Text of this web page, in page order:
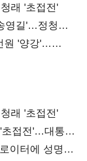
래 '초접전'
영길'…정청래
원 '양강'…
래 '초접전'
접전'…대통령
이터에 성명